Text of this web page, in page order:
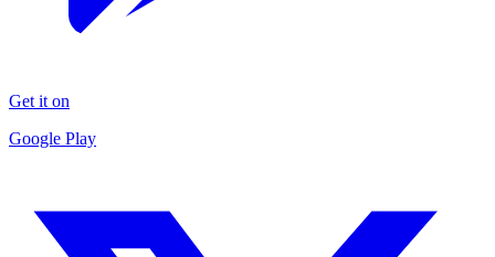
Get it on
Google Play